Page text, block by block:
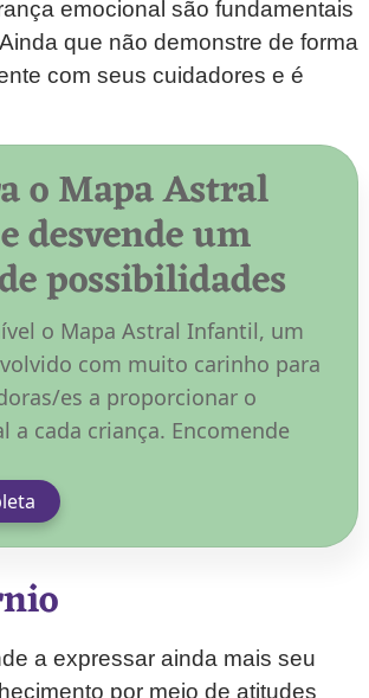
emocional são fundamentais
que não demonstre de forma
com seus cuidadores e é
o Mapa Astral
desvende um
possibilidades
o Mapa Astral Infantil, um
com muito carinho para
es a proporcionar o
a cada criança. Encomende
a expressar ainda mais seu
por meio de atitudes